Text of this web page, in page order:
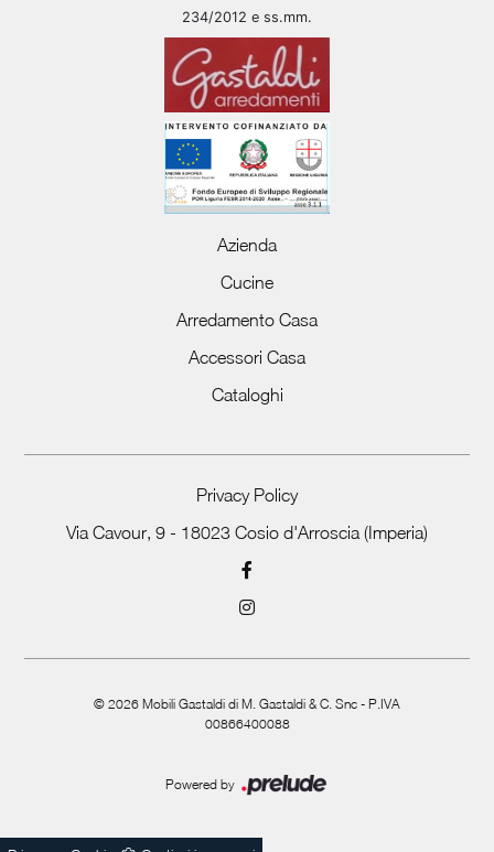
234/2012 e ss.mm.
Azienda
Cucine
Arredamento Casa
Accessori Casa
Cataloghi
Privacy Policy
Via Cavour, 9 - 18023 Cosio d'Arroscia (Imperia)
© 2026 Mobili Gastaldi di M. Gastaldi & C. Snc - P.IVA
00866400088
Powered by